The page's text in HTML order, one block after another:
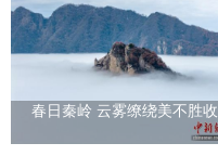
春日秦岭 云雾缭绕美不胜收